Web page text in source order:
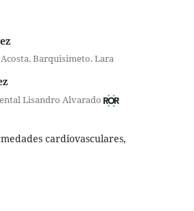
Barquisimeto. Lara
Lisandro Alvarado
cardiovasculares,